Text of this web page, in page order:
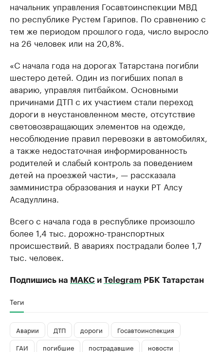
начальник управления Госавтоинспекции МВД
по республике Рустем Гарипов. По сравнению с
тем же периодом прошлого года, число выросло
на 26 человек или на 20,8%.
«С начала года на дорогах Татарстана погибли
шестеро детей. Один из погибших попал в
аварию, управляя питбайком. Основными
причинами ДТП с их участием стали переход
дороги в неустановленном месте, отсутствие
световозвращающих элементов на одежде,
несоблюдение правил перевозки в автомобилях,
а также недостаточная информированность
родителей и слабый контроль за поведением
детей на проезжей части», — рассказала
замминистра образования и науки РТ Алсу
Асадуллина.
Всего с начала года в республике произошло
более 1,4 тыс. дорожно-транспортных
происшествий. В авариях пострадали более 1,7
тыс. человек.
Подпишись на МАКС и Telegram РБК Татарстан
Теги
Аварии ДТП дороги
Госавтоинспекция
ГАИ
погибшие пострадавшие
новости